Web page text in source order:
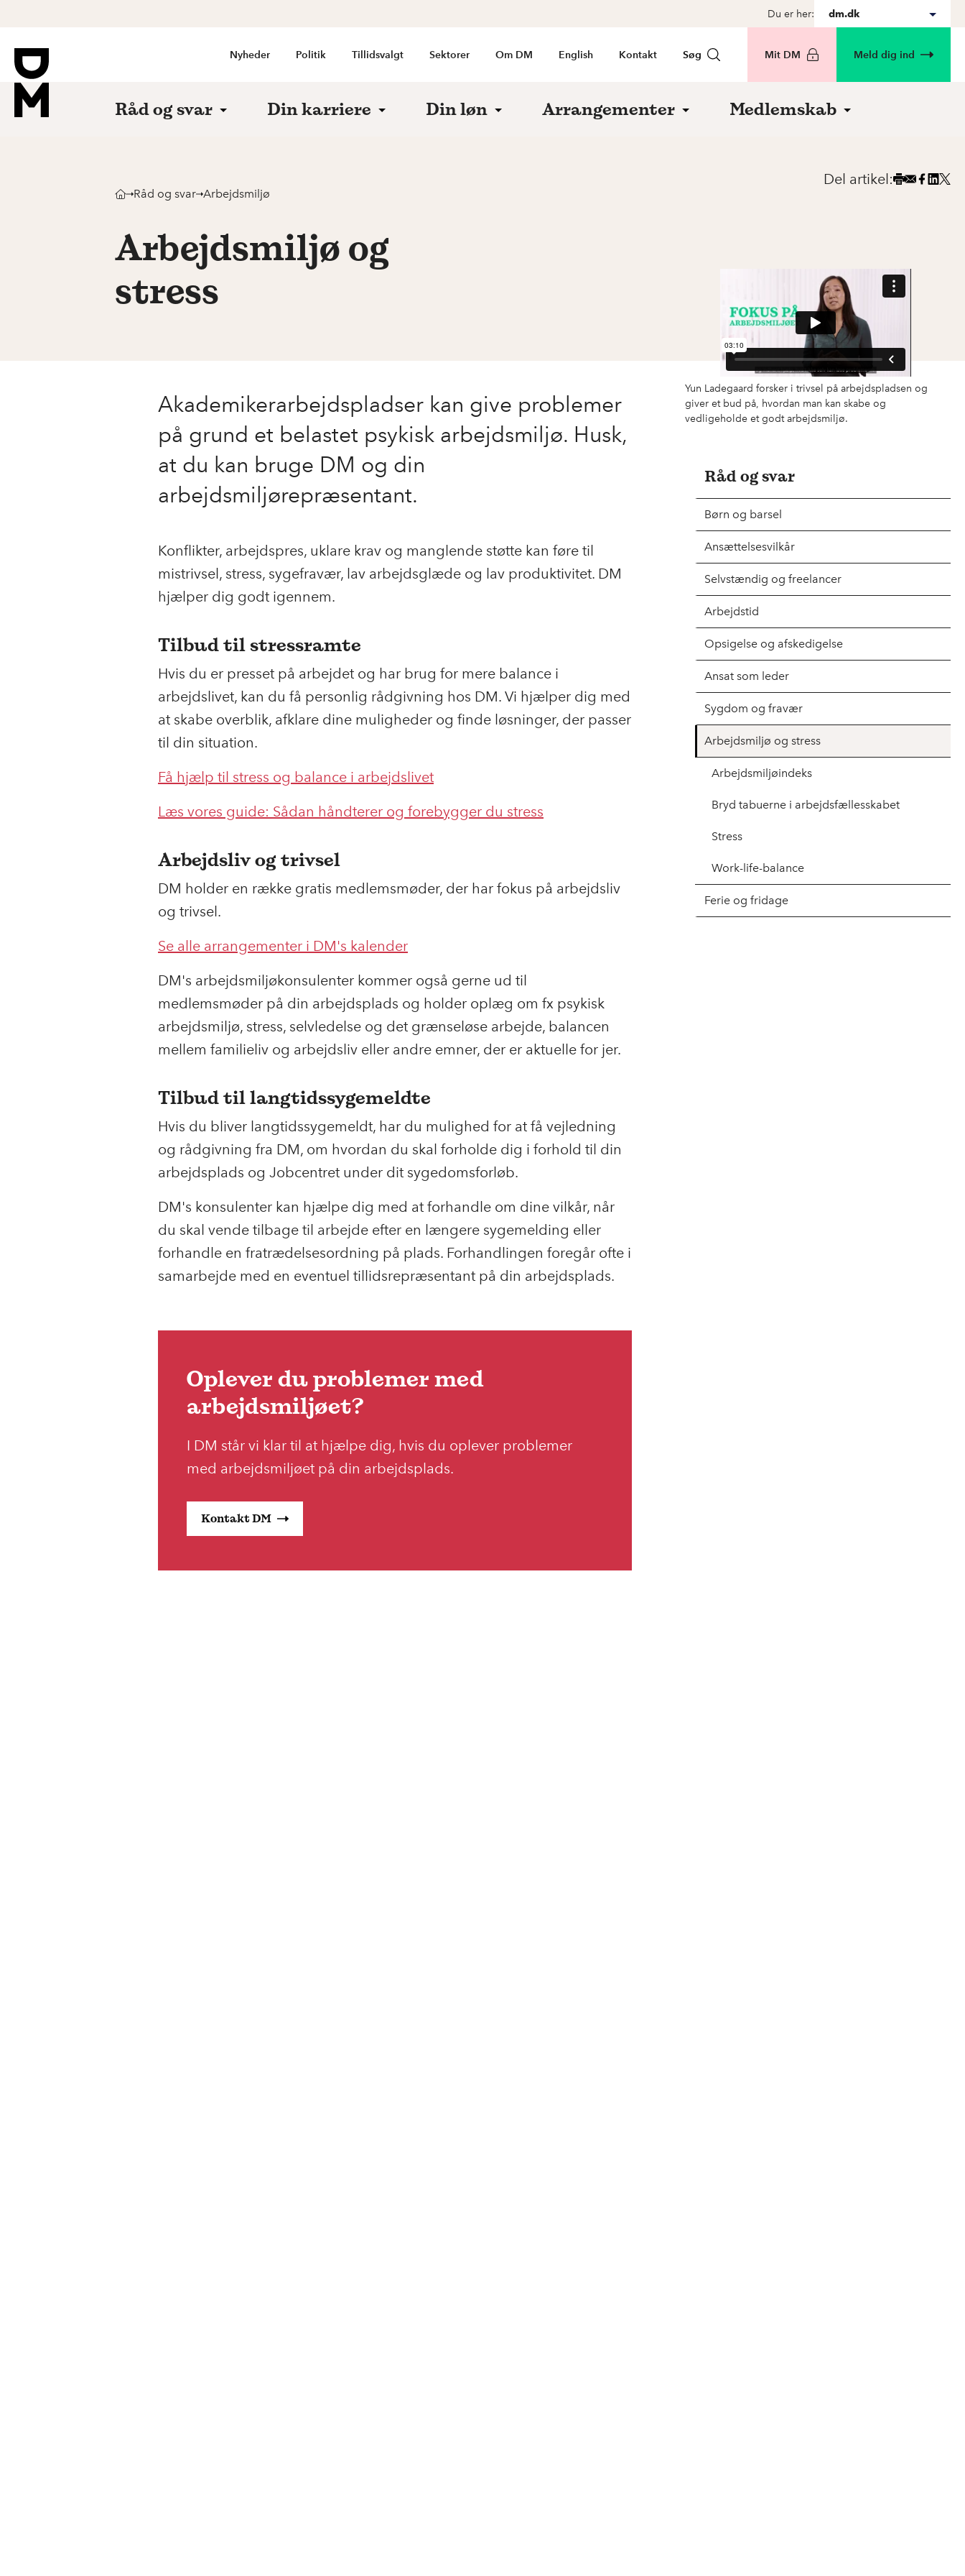
Du er her: dm.dk
Nyheder Politik Tillidsvalgt Sektorer Om DM English Kontakt Søg Mit DM Meld dig ind
Råd og svar Din karriere Din løn Arrangementer Medlemskab
Råd og svar Arbejdsmiljø
Arbejdsmiljø og
stress
Del artikel:
Akademikerarbejdspladser kan give problemer
på grund et belastet psykisk arbejdsmiljø. Husk,
at du kan bruge DM og din
arbejdsmiljørepræsentant.
Konflikter, arbejdspres, uklare krav og manglende støtte kan føre til
mistrivsel, stress, sygefravær, lav arbejdsglæde og lav produktivitet. DM
hjælper dig godt igennem.
Tilbud til stressramte
Hvis du er presset på arbejdet og har brug for mere balance i
arbejdslivet, kan du få personlig rådgivning hos DM. Vi hjælper dig med
at skabe overblik, afklare dine muligheder og finde løsninger, der passer
til din situation.
Få hjælp til stress og balance i arbejdslivet
Læs vores guide: Sådan håndterer og forebygger du stress
Arbejdsliv og trivsel
DM holder en række gratis medlemsmøder, der har fokus på arbejdsliv
og trivsel.
Se alle arrangementer i DM's kalender
DM's arbejdsmiljøkonsulenter kommer også gerne ud til
medlemsmøder på din arbejdsplads og holder oplæg om fx psykisk
arbejdsmiljø, stress, selvledelse og det grænseløse arbejde, balancen
mellem familieliv og arbejdsliv eller andre emner, der er aktuelle for jer.
Tilbud til langtidssygemeldte
Hvis du bliver langtidssygemeldt, har du mulighed for at få vejledning
og rådgivning fra DM, om hvordan du skal forholde dig i forhold til din
arbejdsplads og Jobcentret under dit sygedomsforløb.
DM's konsulenter kan hjælpe dig med at forhandle om dine vilkår, når
du skal vende tilbage til arbejde efter en længere sygemelding eller
forhandle en fratrædelsesordning på plads. Forhandlingen foregår ofte i
samarbejde med en eventuel tillidsrepræsentant på din arbejdsplads.
Oplever du problemer med
arbejdsmiljøet?
I DM står vi klar til at hjælpe dig, hvis du oplever problemer
med arbejdsmiljøet på din arbejdsplads.
Kontakt DM
Yun Ladegaard forsker i trivsel på arbejdspladsen og
giver et bud på, hvordan man kan skabe og
vedligeholde et godt arbejdsmiljø.
Råd og svar
Børn og barsel
Ansættelsesvilkår
Selvstændig og freelancer
Arbejdstid
Opsigelse og afskedigelse
Ansat som leder
Sygdom og fravær
Arbejdsmiljø og stress
Arbejdsmiljøindeks
Bryd tabuerne i arbejdsfællesskabet
Stress
Work-life-balance
Ferie og fridage